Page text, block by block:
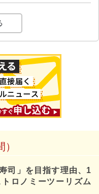
司」を目指す理由、1
ロノミーツーリズム